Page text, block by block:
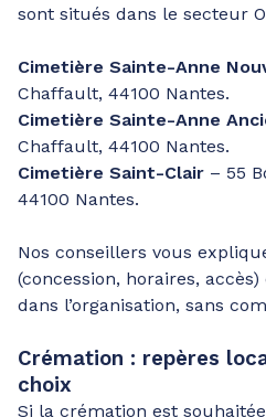
sont situés dans le secteur
Cimetière Sainte-Anne
Chaffault, 44100 Nantes.
Cimetière Sainte-Anne
Chaffault, 44100 Nantes.
Cimetière Saint-Clair – 55
44100 Nantes.
Nos conseillers vous
(concession, horaires,
dans l’organisation, sans
Crémation : repères
choix
Si la crémation est